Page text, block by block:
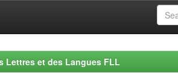
Lettres et des Langues FLL